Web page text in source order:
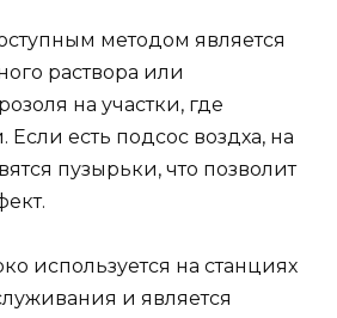
методом является
раствора или
на участки, где
есть подсос воздха, на
пузырьки, что позволит
используется на станциях
и является